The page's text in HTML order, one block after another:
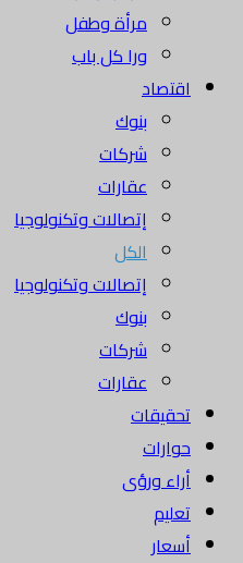
مرأة وطفل
ورا كل باب
اقتصاد
بنوك
شركات
عقارات
إتصالات وتكنولوجيا
الكل
إتصالات وتكنولوجيا
بنوك
شركات
عقارات
تحقيقات
حوارات
أراء ورؤى
تعليم
أسعار